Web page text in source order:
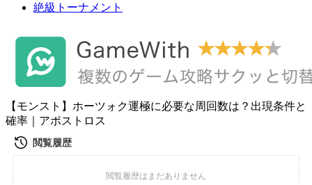
絶級トーナメント
【モンスト】ホーツォク運極に必要な周回数は？出現条件と
確率｜アポストロス